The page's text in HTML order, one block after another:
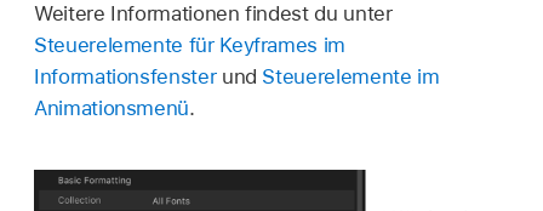
Weitere Informationen findest du unter
Steuerelemente für Keyframes im
Informationsfensterund Steuerelemente im
Animationsmenü.